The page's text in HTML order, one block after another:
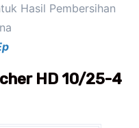
Hasil Pembersihan
HD 10/25-4